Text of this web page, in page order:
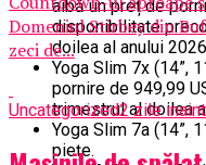
aibă un preț de
disponibilitate
doilea al anului
Yoga Slim 7x (14”,
pornire de 949,99
trimestrul al doilea
Yoga Slim 7a (14”,
piețe.
Domeniul Stirbey din
zeci de...
Uncategorized2 zile